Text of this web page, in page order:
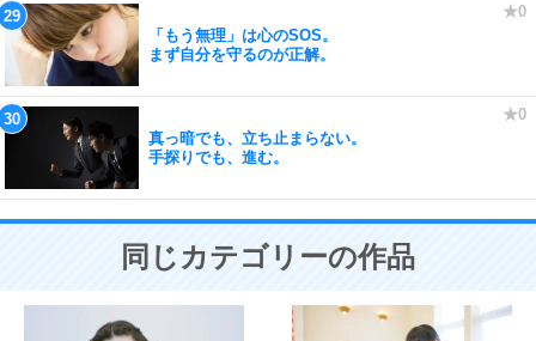
「もう無理」は心のSOS。
まず自分を守るのが正解。
真っ暗でも、立ち止まらない。
手探りでも、進む。
同じカテゴリーの作品